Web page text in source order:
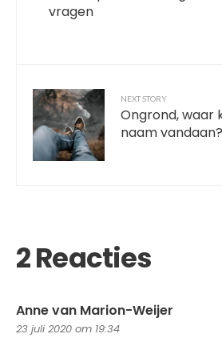
vragen
NEXT STORY
Ongrond, waar
naam vandaan?
2 Reacties
Anne van Marion-Weijer
23 juli 2020 om 19:34